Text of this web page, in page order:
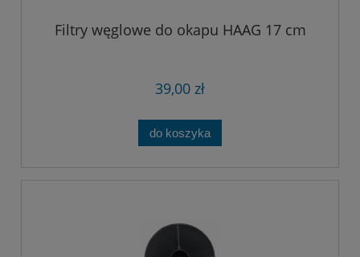
Filtry węglowe do okapu HAAG 17 cm
39,00 zł
do koszyka